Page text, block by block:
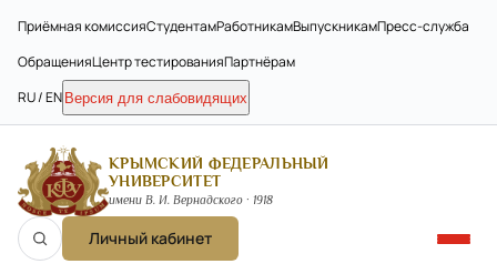
Приёмная комиссияСтудентамРаботникамВыпускникамПресс-служба
ОбращенияЦентр тестированияПартнёрам
RU / EN Версия для слабовидящих
КРЫМСКИЙ ФЕДЕРАЛЬНЫЙ
УНИВЕРСИТЕТ
имени В. И. Вернадского · 1918
Личный кабинет